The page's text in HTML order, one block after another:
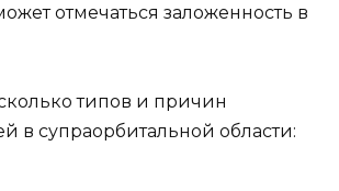
отмечаться заложенность в
типов и причин
в супраорбитальной области: